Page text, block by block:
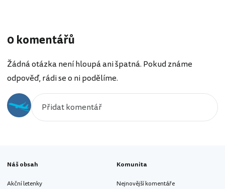
0 komentářů
Žádná otázka není hloupá ani špatná. Pokud známe
odpověď, rádi se o ni podělíme.
Náš obsah
Akční letenky
Komunita
Nejnovější komentáře